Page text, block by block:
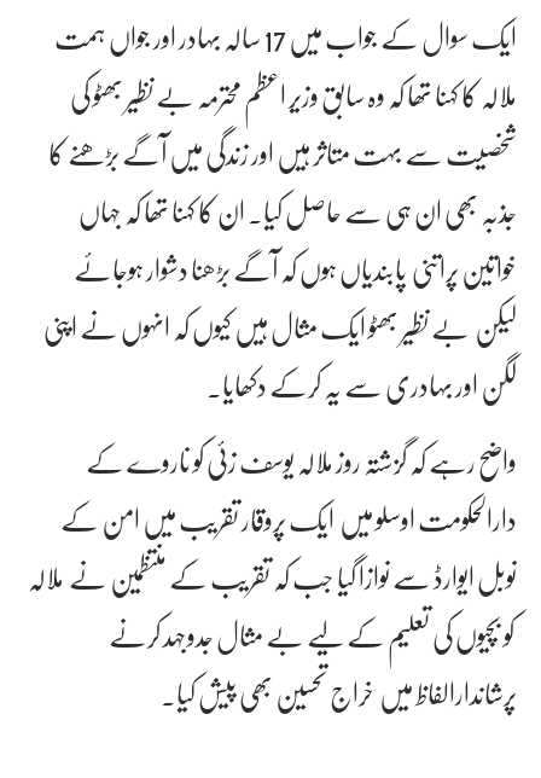
ایک سوال کے جواب میں 17 سالہ بہادر اور جواں ہمت
ملالہ کا کہنا تھا کہ وہ سابق وزیر اعظم محترمہ بے نظیر بھٹو کی
شخصیت سے بہت متاثر ہیں اور زندگی میں آگے بڑھنے کا
جذبہ بھی ان ہی سے حاصل کیا۔ ان کا کہنا تھا کہ جہاں
خواتین پراتنی پابندیاں ہوں کہ آگے بڑھنا دشوار ہوجائے
لیکن بے نظیر بھٹو ایک مثال ہیں کیوں کہ انہوں نے اپنی
لگن اور بہادری سے یہ کرکے دکھایا۔
واضح رہے کہ گزشتہ روز ملالہ یوسف زئی کو ناروے کے
دارالحکومت اوسلو میں ایک پروقار تقریب میں امن کے
نوبل ایوارڈ سے نوازا گیا جب کہ تقریب کے منتظمین نے ملالہ
کو بچیوں کی تعلیم کے لیے بے مثال جدوجہد کرنے
پرشاندارالفاظ میں خراج تحسین بھی پیش کیا۔